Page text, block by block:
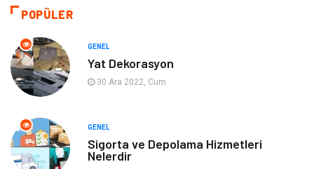
Makine
Eğitim ve Kariyer
Gıda Organizasyon
Spor
Tatil Hobi
POPÜLER
GENEL
Yat Dekorasyon
30 Ara 2022, Cum
GENEL
Sigorta ve Depolama Hizmetleri
Nelerdir